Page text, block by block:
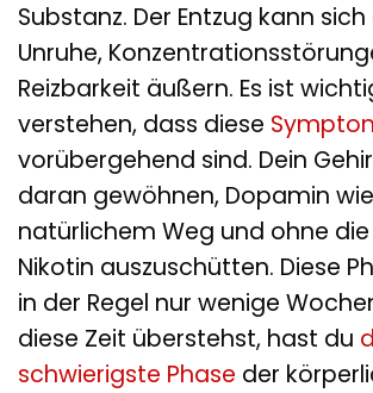
Substanz. Der Entzug kann
Unruhe,
Reizbarkeit äußern. Es ist
verstehen, dass diese
vorübergehend sind. Dein
daran gewöhnen, Dopamin
natürlichem Weg und ohne
Nikotin auszuschütten. Diese
in der Regel nur wenige
diese Zeit überstehst, hast du
schwierigste Phase der